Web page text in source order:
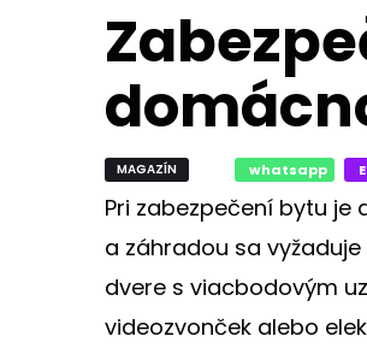
MAGAZÍN whatsapp
Pri zabezpečení bytu
a záhradou sa
dvere s viacbodovým
videozvonček alebo